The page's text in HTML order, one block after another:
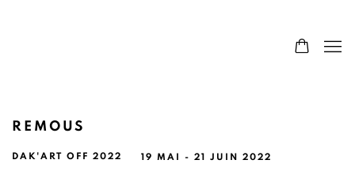
REMOUS
DAK'ART OFF 2022 19 MAI - 21 JUIN 2022